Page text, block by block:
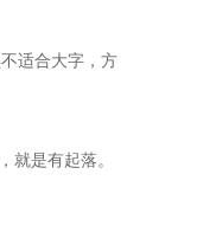
适合大字，方
是有起落。